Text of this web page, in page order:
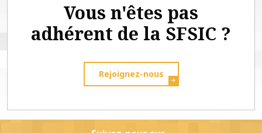
Vous n'êtes pas
adhérent de la SFSIC ?
Rejoignez-nous